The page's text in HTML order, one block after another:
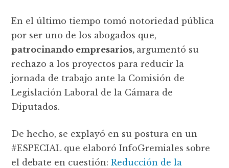
En el último tiempo tomó notoriedad pública
por ser uno de los abogados que,
patrocinando empresarios, argumentó su
rechazo a los proyectos para reducir la
jornada de trabajo ante la Comisión de
Legislación Laboral de la Cámara de
Diputados.
De hecho, se explayó en su postura en un
#ESPECIAL que elaboró InfoGremiales sobre
el debate en cuestión:Reducción de la